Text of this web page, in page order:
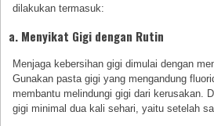
dilakukan termasuk:
a. Menyikat Gigi dengan Rutin
Menjaga kebersihan gigi dimulai dengan
Gunakan pasta gigi yang mengandung
membantu melindungi gigi dari kerusakan.
gigi minimal dua kali sehari, yaitu setelah